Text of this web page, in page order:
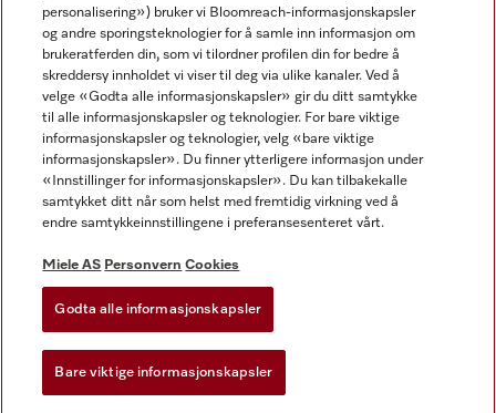
Miele AS
Vilkår og betingelser
Vilkår for bruk
Miele tilgjengelighetserklæring
Miele på Facebook
Miele på Youtube
Miele på Instagram
personalisering») bruker vi Bloomreach-informasjonskapsler
og andre sporingsteknologier for å samle inn informasjon om
brukeratferden din, som vi tilordner profilen din for bedre å
skreddersy innholdet vi viser til deg via ulike kanaler. Ved å
velge «Godta alle informasjonskapsler» gir du ditt samtykke
til alle informasjonskapsler og teknologier. For bare viktige
informasjonskapsler og teknologier, velg «bare viktige
informasjonskapsler». Du finner ytterligere informasjon under
«Innstillinger for informasjonskapsler». Du kan tilbakekalle
samtykket ditt når som helst med fremtidig virkning ved å
endre samtykkeinnstillingene i preferansesenteret vårt.
Miele AS Personvern Cookies
Godta alle informasjonskapsler
Bare viktige informasjonskapsler